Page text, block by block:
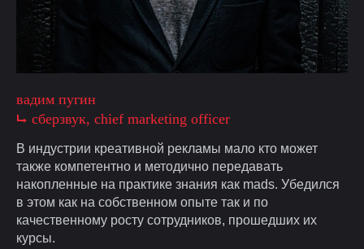
вадим пугин
⮡ cберзвук, chief marketing officer
В индустрии креативной рекламы мало кто может
также компетентно и методично передавать
накопленные на практике знания как mads. Убедился
в этом как на собственном опыте так и по
качественному росту сотрудников, прошедших их
курсы.